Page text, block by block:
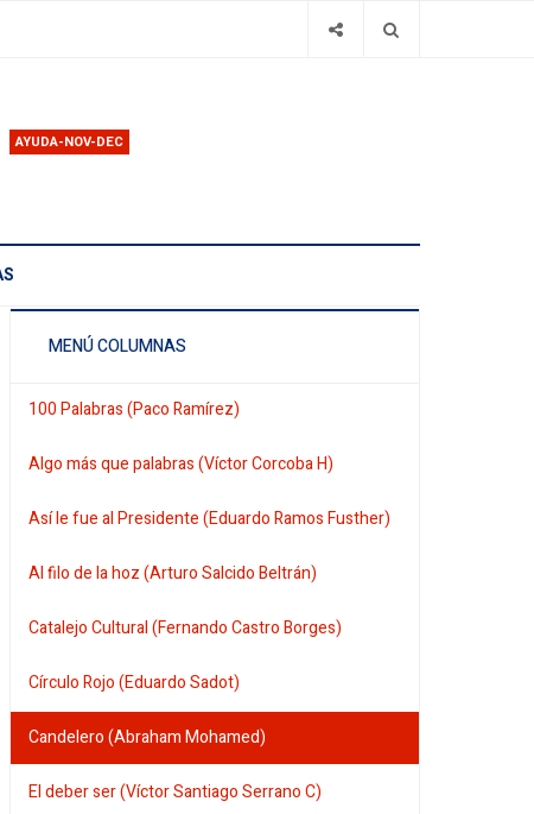
AYUDA-NOV-DEC
MENÚ COLUMNAS
100 Palabras (Paco Ramírez)
Algo más que palabras (Víctor Corcoba H)
Así le fue al Presidente (Eduardo Ramos Fusther)
Al filo de la hoz (Arturo Salcido Beltrán)
Catalejo Cultural (Fernando Castro Borges)
Círculo Rojo (Eduardo Sadot)
Candelero (Abraham Mohamed)
El deber ser (Víctor Santiago Serrano C)